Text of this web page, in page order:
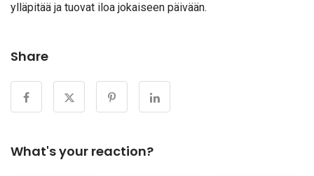
ylläpitää ja tuovat iloa jokaiseen päivään.
Share
What's your reaction?